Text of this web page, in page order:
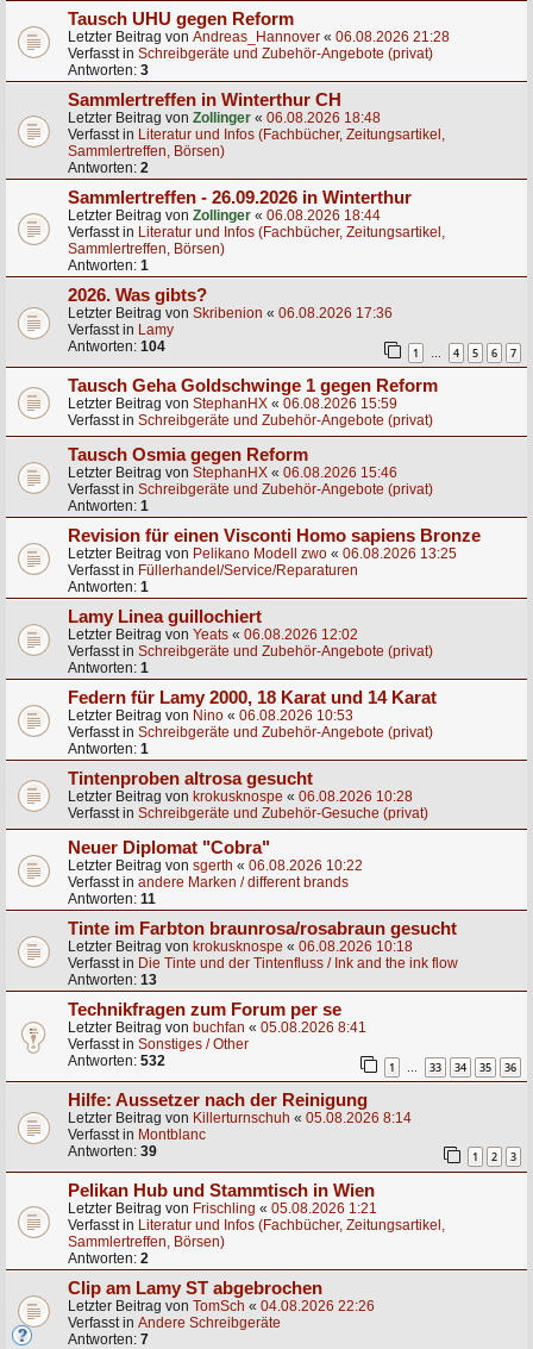
Tausch UHU gegen Reform
Letzter Beitrag von Andreas_Hannover « 06.08.2026 21:28
Verfasst in Schreibgeräte und Zubehör-Angebote (privat)
Antworten: 3
Sammlertreffen in Winterthur CH
Letzter Beitrag von Zollinger « 06.08.2026 18:48
Verfasst in Literatur und Infos (Fachbücher, Zeitungsartikel,
Sammlertreffen, Börsen)
Antworten: 2
Sammlertreffen - 26.09.2026 in Winterthur
Letzter Beitrag von Zollinger « 06.08.2026 18:44
Verfasst in Literatur und Infos (Fachbücher, Zeitungsartikel,
Sammlertreffen, Börsen)
Antworten: 1
2026. Was gibts?
Letzter Beitrag von Skribenion « 06.08.2026 17:36
Verfasst in Lamy
Antworten: 104 1 … 4 5 6 7
Tausch Geha Goldschwinge 1 gegen Reform
Letzter Beitrag von StephanHX « 06.08.2026 15:59
Verfasst in Schreibgeräte und Zubehör-Angebote (privat)
Tausch Osmia gegen Reform
Letzter Beitrag von StephanHX « 06.08.2026 15:46
Verfasst in Schreibgeräte und Zubehör-Angebote (privat)
Antworten: 1
Revision für einen Visconti Homo sapiens Bronze
Letzter Beitrag von Pelikano Modell zwo « 06.08.2026 13:25
Verfasst in Füllerhandel/Service/Reparaturen
Antworten: 1
Lamy Linea guillochiert
Letzter Beitrag von Yeats « 06.08.2026 12:02
Verfasst in Schreibgeräte und Zubehör-Angebote (privat)
Antworten: 1
Federn für Lamy 2000, 18 Karat und 14 Karat
Letzter Beitrag von Nino « 06.08.2026 10:53
Verfasst in Schreibgeräte und Zubehör-Angebote (privat)
Antworten: 1
Tintenproben altrosa gesucht
Letzter Beitrag von krokusknospe « 06.08.2026 10:28
Verfasst in Schreibgeräte und Zubehör-Gesuche (privat)
Neuer Diplomat "Cobra"
Letzter Beitrag von sgerth « 06.08.2026 10:22
Verfasst in andere Marken / different brands
Antworten: 11
Tinte im Farbton braunrosa/rosabraun gesucht
Letzter Beitrag von krokusknospe « 06.08.2026 10:18
Verfasst in Die Tinte und der Tintenfluss / Ink and the ink flow
Antworten: 13
Technikfragen zum Forum per se
Letzter Beitrag von buchfan « 05.08.2026 8:41
Verfasst in Sonstiges / Other
Antworten: 532 1 33 34 35 36
Hilfe: Aussetzer nach der Reinigung
Letzter Beitrag von Killerturnschuh « 05.08.2026 8:14
Verfasst in Montblanc
Antworten: 39 1 2 3
Pelikan Hub und Stammtisch in Wien
Letzter Beitrag von Frischling « 05.08.2026 1:21
Verfasst in Literatur und Infos (Fachbücher, Zeitungsartikel,
Sammlertreffen, Börsen)
Antworten: 2
Clip am Lamy ST abgebrochen
Letzter Beitrag von TomSch « 04.08.2026 22:26
Verfasst in Andere Schreibgeräte
Antworten: 7